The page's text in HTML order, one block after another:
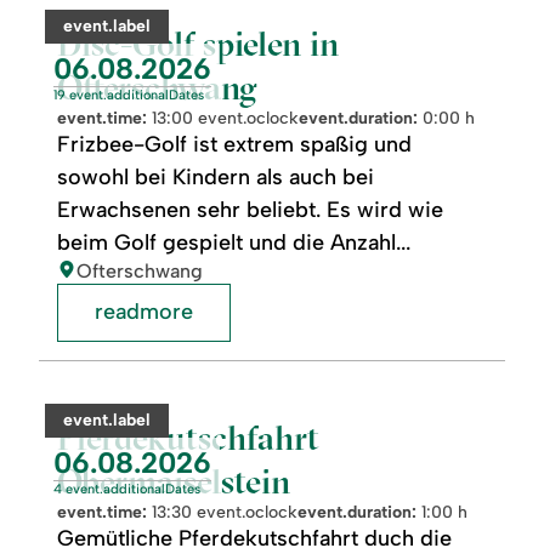
category:
event.label
event.nextDate:
06.08.2026
19 event.additionalDates
Disc-Golf spielen in
Ofterschwang
event.time: 13:00 event.oclockevent.duration: 0:00 h
Frizbee-Golf ist extrem spaßig und
sowohl bei Kindern als auch bei
Erwachsenen sehr beliebt. Es wird wie
beim Golf gespielt und die Anzahl...
location:
Ofterschwang
Golf
spielen
Ofterschwang
readmore
category:
event.label
event.nextDate:
06.08.2026
4 event.additionalDates
Pferdekutschfahrt
Obermaiselstein
event.time: 13:30 event.oclockevent.duration: 1:00 h
Gemütliche Pferdekutschfahrt duch die
readmore:
Obermaiselstein